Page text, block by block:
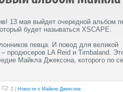
13 мая выйдет очередной альбом
будет называться XSCAPE.
певца. И повод для великой
продюсеров LA Reid и Timbaland.
Майкла Джексона, которого по
2 | Новости о Майкле Джексоне